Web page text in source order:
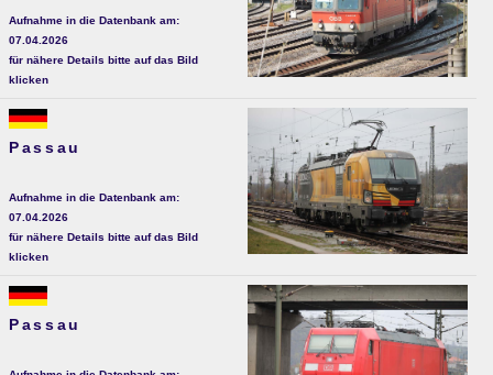
Aufnahme in die Datenbank am:
07.04.2026
für nähere Details bitte auf das Bild
klicken
Passau
Aufnahme in die Datenbank am:
07.04.2026
für nähere Details bitte auf das Bild
klicken
Passau